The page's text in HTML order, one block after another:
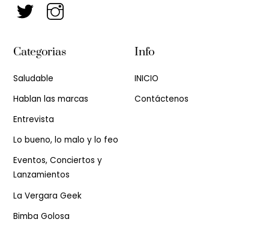
Categorias
Saludable
Hablan las marcas
Entrevista
Lo bueno, lo malo y lo feo
Eventos, Conciertos y
Lanzamientos
La Vergara Geek
Bimba Golosa
Info
INICIO
Contáctenos